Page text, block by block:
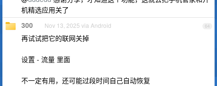
机精选应用关了
64
300 Nov 13, 2025 via Android
再试试把它的联网关掉
设置 - 流量 里面
不一定有用，还可能过段时间自己自动恢复